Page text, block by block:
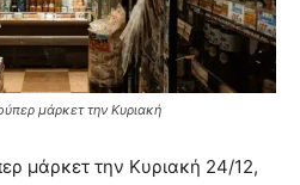
μάρκετ την Κυριακή
μάρκετ την Κυριακή 24/12,